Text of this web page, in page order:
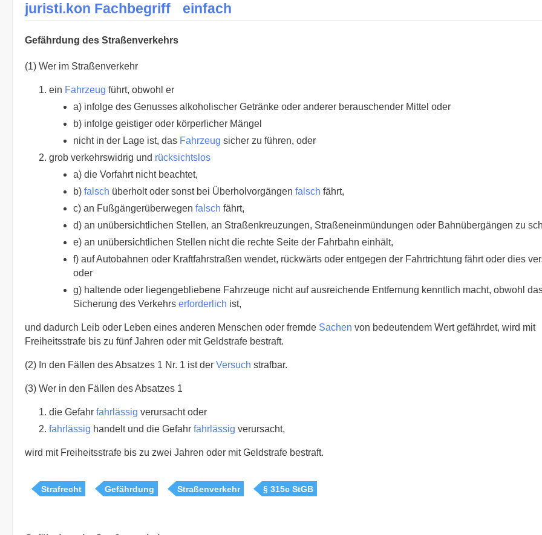
juristi.kon Fachbegriff einfach
Gefährdung des Straßenverkehrs
(1) Wer im Straßenverkehr
ein Fahrzeug führt, obwohl er
a) infolge des Genusses alkoholischer Getränke oder anderer berauschender Mittel oder
b) infolge geistiger oder körperlicher Mängel
nicht in der Lage ist, das Fahrzeug sicher zu führen, oder
grob verkehrswidrig und rücksichtslos
a) die Vorfahrt nicht beachtet,
b) falsch überholt oder sonst bei Überholvorgängen falsch fährt,
c) an Fußgängerüberwegen falsch fährt,
d) an unübersichtlichen Stellen, an Straßenkreuzungen, Straßeneinmündungen oder Bahnübergängen zu
e) an unübersichtlichen Stellen nicht die rechte Seite der Fahrbahn einhält,
f) auf Autobahnen oder Kraftfahrstraßen wendet, rückwärts oder entgegen der Fahrtrichtung fährt oder dies
oder
g) haltende oder liegengebliebene Fahrzeuge nicht auf ausreichende Entfernung kenntlich macht, obwohl
Sicherung des Verkehrs erforderlich ist,
und dadurch Leib oder Leben eines anderen Menschen oder fremde Sachen von bedeutendem Wert gefährdet, wird mit
Freiheitsstrafe bis zu fünf Jahren oder mit Geldstrafe bestraft.
(2) In den Fällen des Absatzes 1 Nr. 1 ist der Versuch strafbar.
(3) Wer in den Fällen des Absatzes 1
die Gefahr fahrlässig verursacht oder
fahrlässig handelt und die Gefahr fahrlässig verursacht,
wird mit Freiheitsstrafe bis zu zwei Jahren oder mit Geldstrafe bestraft.
Strafrecht Gefährdung Straßenverkehr § 315c StGB